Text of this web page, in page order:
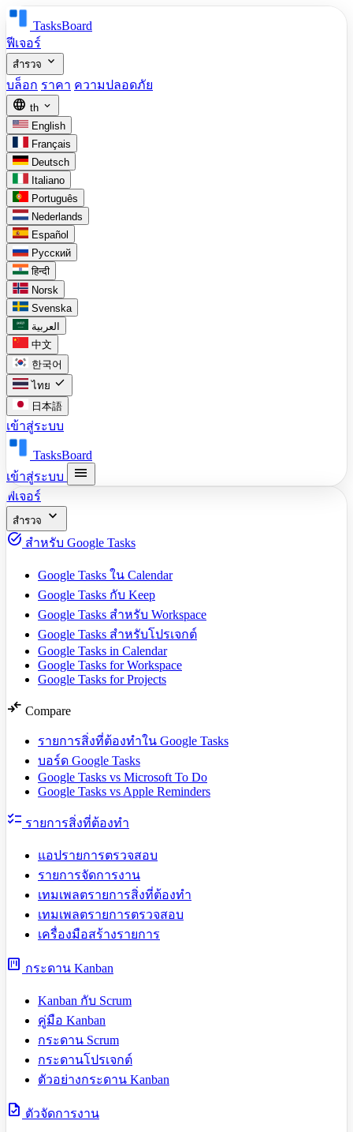
TasksBoard
ฟีเจอร์
สำรวจ expand_more
บล็อก ราคา ความปลอดภัย
language th expand_more
English
Français
Deutsch
Italiano
Português
Nederlands
Español
Русский
हिन्दी
Norsk
Svenska
العربية
中文
한국어
ไทย check
日本語
เข้าสู่ระบบ
TasksBoard
เข้าสู่ระบบ
menu
ฟีเจอร์
สำรวจ
expand_more
task_alt สำหรับ Google Tasks
Google Tasks ใน Calendar
Google Tasks กับ Keep
Google Tasks สำหรับ Workspace
Google Tasks สำหรับโปรเจกต์
Google Tasks in Calendar
Google Tasks for Workspace
Google Tasks for Projects
compare_arrows Compare
รายการสิ่งที่ต้องทำใน Google Tasks
บอร์ด Google Tasks
Google Tasks vs Microsoft To Do
Google Tasks vs Apple Reminders
checklist รายการสิ่งที่ต้องทำ
แอปรายการตรวจสอบ
รายการจัดการงาน
เทมเพลตรายการสิ่งที่ต้องทำ
เทมเพลตรายการตรวจสอบ
เครื่องมือสร้างรายการ
view_kanban กระดาน Kanban
Kanban กับ Scrum
คู่มือ Kanban
กระดาน Scrum
กระดานโปรเจกต์
ตัวอย่างกระดาน Kanban
task ตัวจัดการงาน